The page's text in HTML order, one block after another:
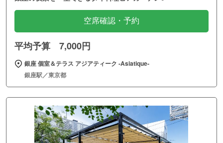
空席確認・予約
平均予算 7,000円
銀座 個室＆テラス アジアティーク ‐Asiatique‐
銀座駅／東京都